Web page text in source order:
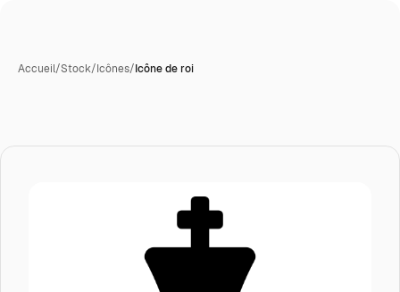
Accueil/Stock/Icônes/Icône de roi